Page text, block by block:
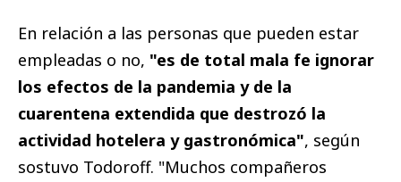
En relación a las personas que pueden estar
empleadas o no, "es de total mala fe ignorar
los efectos de la pandemia y de la
cuarentena extendida que destrozó la
actividad hotelera y gastronómica", según
sostuvo Todoroff. "Muchos compañeros